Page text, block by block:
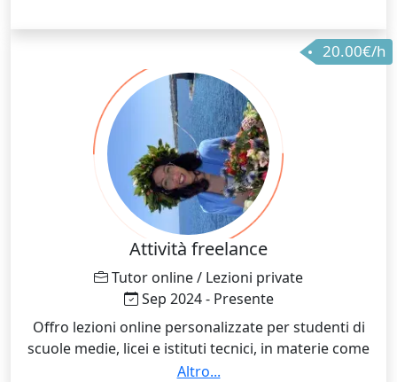
20.00€/h
Attività freelance
Tutor online / Lezioni private
Sep 2024 - Presente
Offro lezioni online personalizzate per studenti di
scuole medie, licei e istituti tecnici, in materie come
matematica, disegno tecnico e software professionali
Altro...